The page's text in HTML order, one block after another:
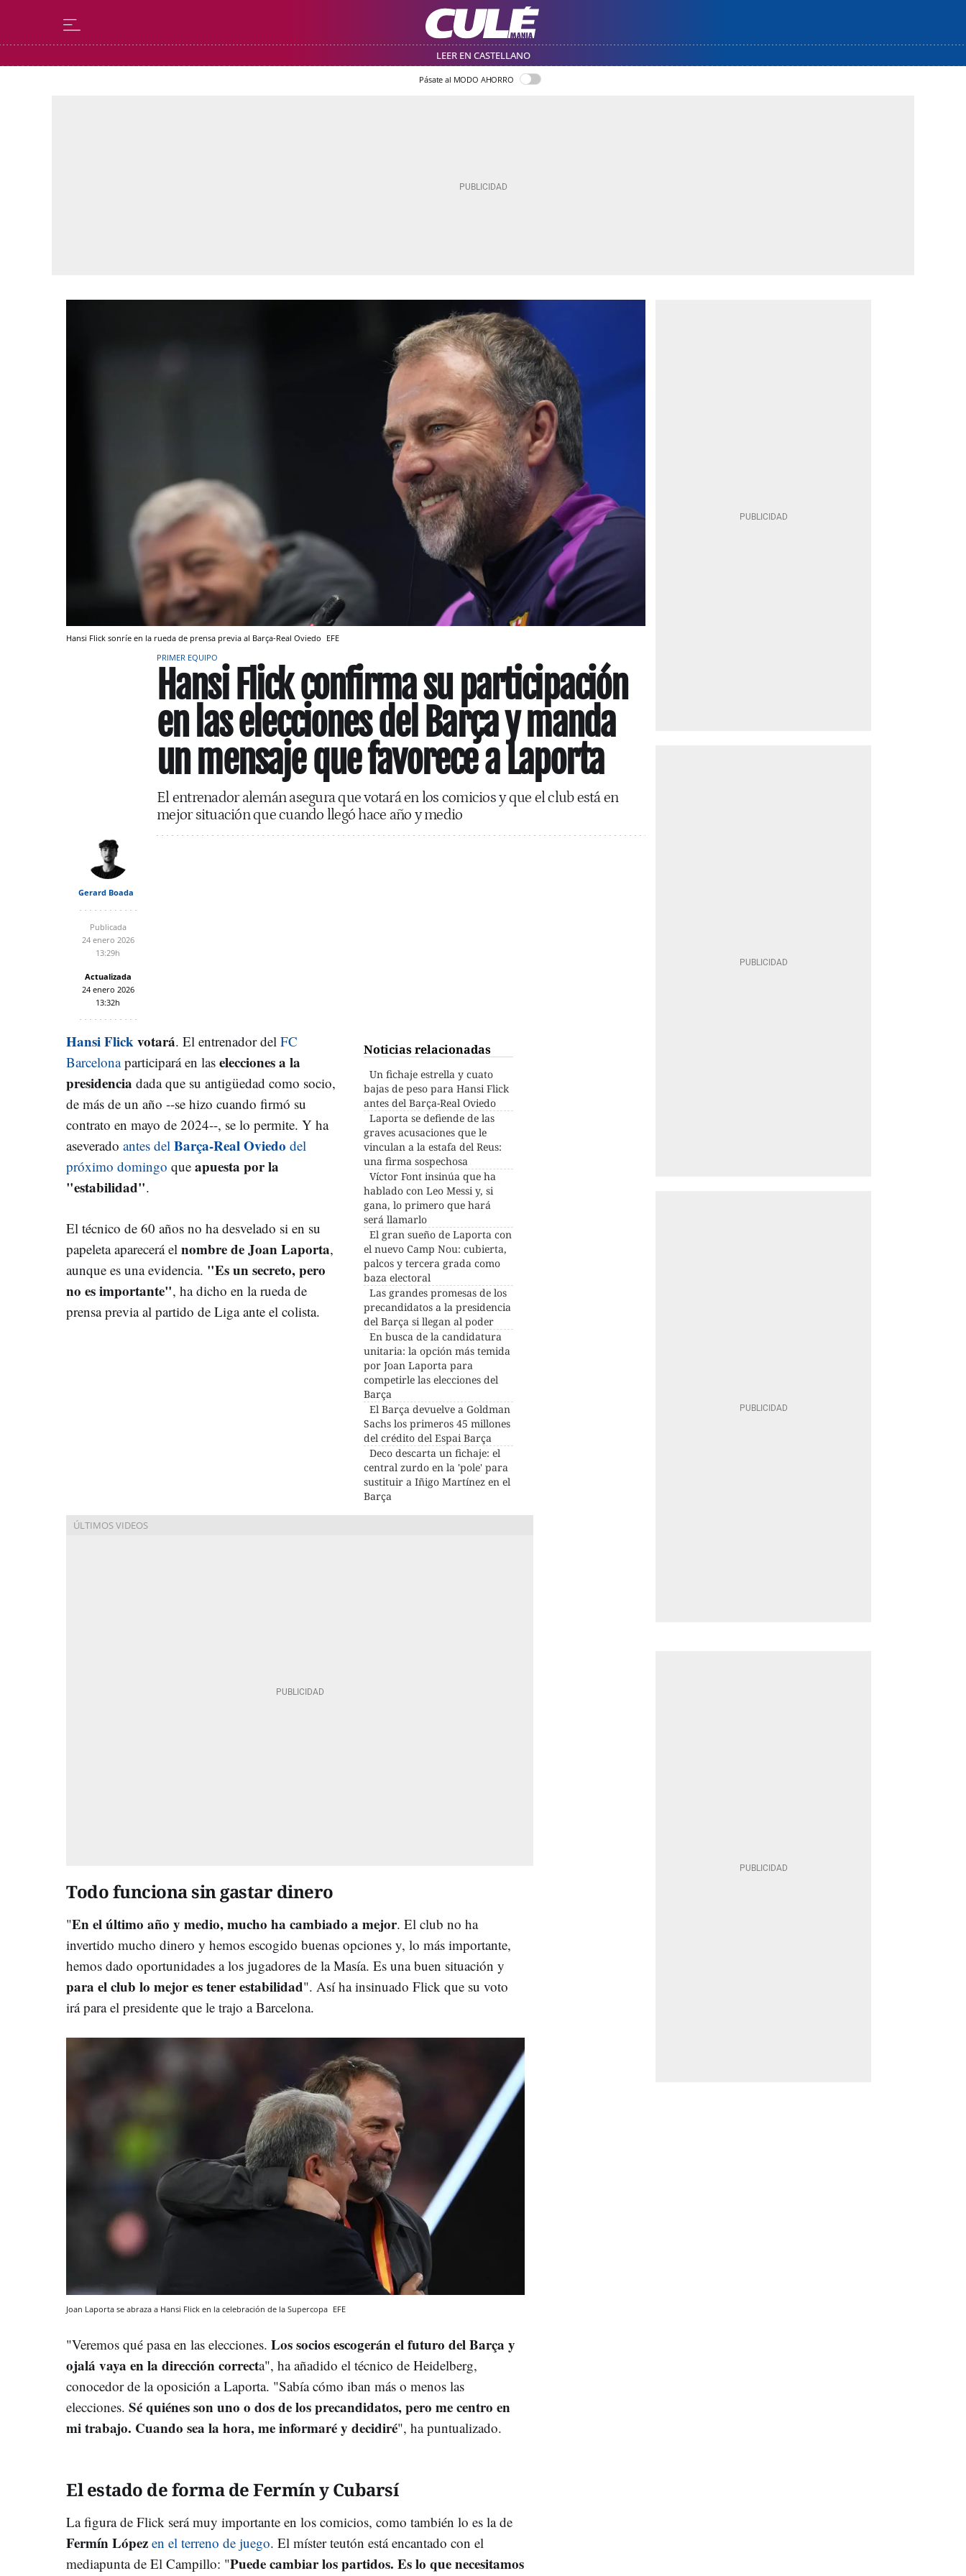
LEER EN CASTELLANO
Pásate al MODO AHORRO
Hansi Flick sonríe en la rueda de prensa previa al Barça-Real Oviedo EFE
PRIMER EQUIPO
Hansi Flick confirma su participación
en las elecciones del Barça y manda
un mensaje que favorece a Laporta
El entrenador alemán asegura que votará en los comicios y que el club está en
mejor situación que cuando llegó hace año y medio
Gerard Boada
Publicada
24 enero 2026
13:29h
Actualizada
24 enero 2026
13:32h
Noticias relacionadas
Un fichaje estrella y cuato
bajas de peso para Hansi Flick
antes del Barça-Real Oviedo
Laporta se defiende de las
graves acusaciones que le
vinculan a la estafa del Reus:
una firma sospechosa
Víctor Font insinúa que ha
hablado con Leo Messi y, si
gana, lo primero que hará
será llamarlo
El gran sueño de Laporta con
el nuevo Camp Nou: cubierta,
palcos y tercera grada como
baza electoral
Las grandes promesas de los
precandidatos a la presidencia
del Barça si llegan al poder
En busca de la candidatura
unitaria: la opción más temida
por Joan Laporta para
competirle las elecciones del
Barça
El Barça devuelve a Goldman
Sachs los primeros 45 millones
del crédito del Espai Barça
Deco descarta un fichaje: el
central zurdo en la 'pole' para
sustituir a Iñigo Martínez en el
Barça
Hansi Flickvotará. El entrenador del FC
Barcelonaparticipará en las elecciones a la
presidencia dada que su antigüedad como socio,
de más de un año --se hizo cuando firmó su
contrato en mayo de 2024--, se lo permite. Y ha
aseverado antes del Barça-Real Oviedo del
próximo domingo que apuesta por la
"estabilidad".
El técnico de 60 años no ha desvelado si en su
papeleta aparecerá el nombre de Joan Laporta,
aunque es una evidencia. "Es un secreto, pero
no es importante", ha dicho en la rueda de
prensa previa al partido de Liga ante el colista.
Todo funciona sin gastar dinero
"En el último año y medio, mucho ha cambiado a mejor. El club no ha
invertido mucho dinero y hemos escogido buenas opciones y, lo más importante,
hemos dado oportunidades a los jugadores de la Masía. Es una buen situación y
para el club lo mejor es tener estabilidad". Así ha insinuado Flick que su voto
irá para el presidente que le trajo a Barcelona.
Joan Laporta se abraza a Hansi Flick en la celebración de la Supercopa EFE
"Veremos qué pasa en las elecciones. Los socios escogerán el futuro del Barça y
ojalá vaya en la dirección correcta", ha añadido el técnico de Heidelberg,
conocedor de la oposición a Laporta. "Sabía cómo iban más o menos las
elecciones. Sé quiénes son uno o dos de los precandidatos, pero me centro en
mi trabajo. Cuando sea la hora, me informaré y decidiré", ha puntualizado.
El estado de forma de Fermín y Cubarsí
La figura de Flick será muy importante en los comicios, como también lo es la de
Fermín López en el terreno de juego. El míster teutón está encantado con el
mediapunta de El Campillo: "Puede cambiar los partidos. Es lo que necesitamos